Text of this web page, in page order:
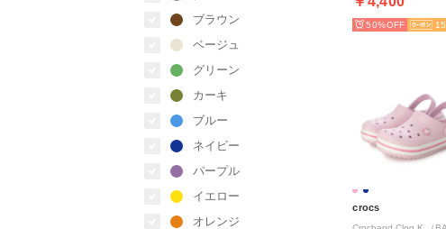
ブラウン
ベージュ
グリーン
カーキ
ブルー
ネイビー
パープル
イエロー
オレンジ
50% 15
crocs